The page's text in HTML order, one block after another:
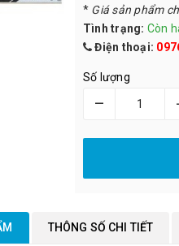
* Giá sản phẩm
Tình trạng: Còn
Điện thoại:
Số lượng
–
THÔNG SỐ CHI TIẾT